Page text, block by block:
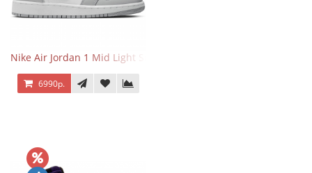
Nike Air Jordan 1 Mid Light Smoke Grey
6990р.